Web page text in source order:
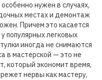
особенно нужен в случаях,
местах и демонтаж
Причем это касается
популярных легковых
иногда не снимаются
в мастерской — это не
который экономит время,
нервы как мастеру,